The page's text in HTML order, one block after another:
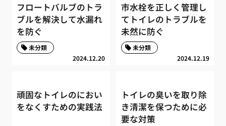
フロートバルブのトラ
ブルを解決して水漏れ
を防ぐ
2024.12.20
未分類
市水栓を正しく管理し
てトイレのトラブルを
未然に防ぐ
2024.12.19
未分類
頑固なトイレのにおい
をなくすための実践法
トイレの臭いを取り除
き清潔を保つために必
要な対策